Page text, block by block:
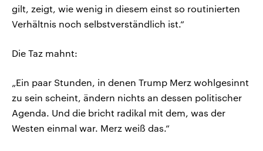
gilt, zeigt, wie wenig in diesem einst so routinierten
Verhältnis noch selbstverständlich ist.“
Die Taz mahnt:
„Ein paar Stunden, in denen Trump Merz wohlgesinnt
zu sein scheint, ändern nichts an dessen politischer
Agenda. Und die bricht radikal mit dem, was der
Westen einmal war. Merz weiß das.“